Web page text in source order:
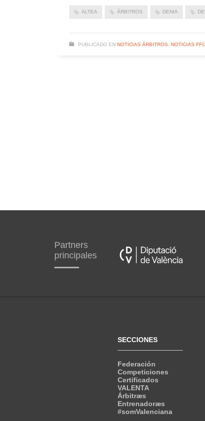
ALTEA ÁRBITROS DENIA
PUBLICADO EN NOTICIAS ÁRBITROS, NOTICIAS
Partners
principales
SECCIONES
Federación
Competiciones
Certificados
VALENTA
Árbitræs
Entrenadoræs
#somValenciana